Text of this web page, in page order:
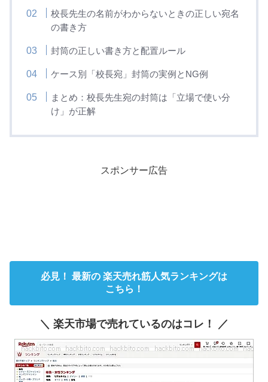
校長先生の名前がわからないときの正しい宛名
の書き方
封筒の正しい書き方と配置ルール
ケース別「校長宛」封筒の実例とNG例
まとめ：校長先生宛の封筒は「立場で使い分
け」が正解
スポンサー広告
必見！ 最新の 楽天売れ筋人気ランキングは
こちら！
＼ 楽天市場で売れているのはコレ！ ／